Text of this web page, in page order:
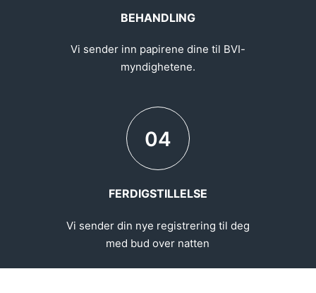
BEHANDLING
Vi sender inn papirene dine til BVI-
myndighetene.
04
FERDIGSTILLELSE
Vi sender din nye registrering til deg
med bud over natten